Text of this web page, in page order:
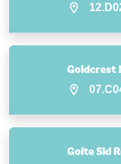
Goldcrest
Golte Ski